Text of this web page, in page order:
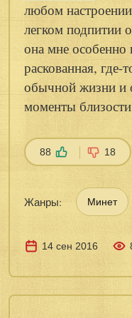
любом
легком подпитии
она мне особенно
раскованная, где-
обычной жизни и
моменты
88 18
Жанры: Минет
14 сен 2016